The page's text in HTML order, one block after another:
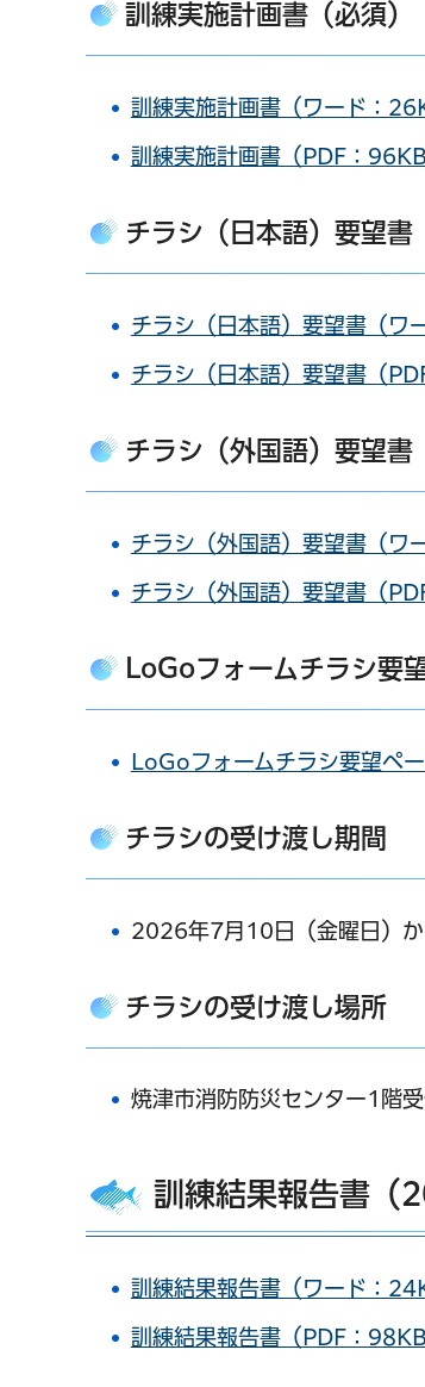
訓練実施計画書（必須）
訓練実施計画書（ワード：
訓練実施計画書（PDF：96KB
チラシ（日本語）要望書
チラシ（日本語）要望書（ワ
チラシ（日本語）要望書（
チラシ（外国語）要望書
チラシ（外国語）要望書（ワ
チラシ（外国語）要望書（
LoGoフォームチラシ要
LoGoフォームチラシ要望ペ
チラシの受け渡し期間
2026年7月10日（金曜日）か
チラシの受け渡し場所
焼津市消防防災センター1階
訓練結果報告書（
訓練結果報告書（ワード：
訓練結果報告書（PDF：98KB